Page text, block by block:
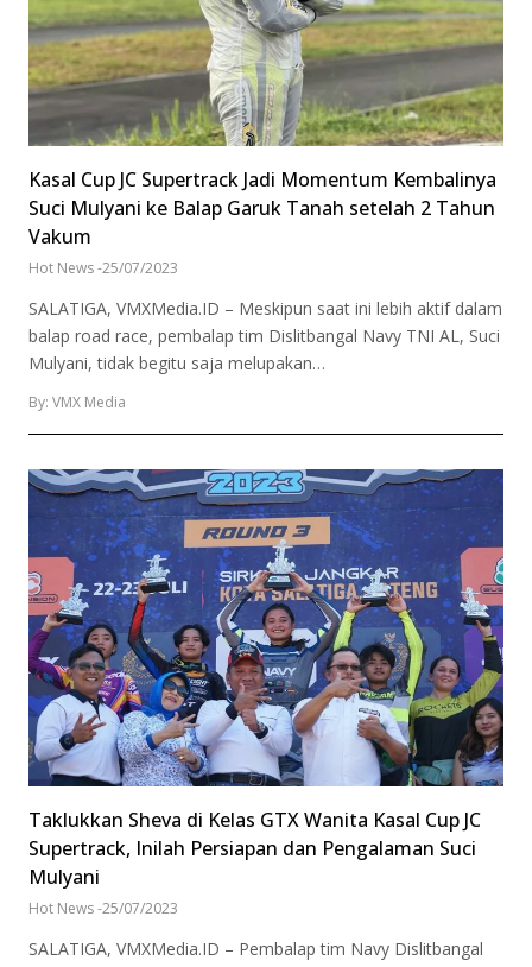
Kasal Cup JC Supertrack Jadi Momentum Kembalinya
Suci Mulyani ke Balap Garuk Tanah setelah 2 Tahun
Vakum
Hot News-25/07/2023
SALATIGA, VMXMedia.ID – Meskipun saat ini lebih aktif dalam
balap road race, pembalap tim Dislitbangal Navy TNI AL, Suci
Mulyani, tidak begitu saja melupakan…
By: VMX Media
Taklukkan Sheva di Kelas GTX Wanita Kasal Cup JC
Supertrack, Inilah Persiapan dan Pengalaman Suci
Mulyani
Hot News-25/07/2023
SALATIGA, VMXMedia.ID – Pembalap tim Navy Dislitbangal